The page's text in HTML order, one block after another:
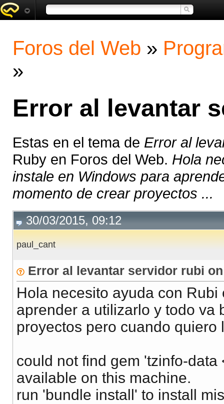
Foros del Web »
»
Error al levantar
Estas en el tema de Error al
Ruby en Foros del Web. Hola
instale en Windows para
momento de crear proyectos ...
30/03/2015, 09:12
paul_cant
Error al levantar servidor rubi
Hola necesito ayuda con
aprender a utilizarlo y todo va
proyectos pero cuando
could not find gem 'tzinfo-
available on this machine.
run 'bundle install' to install